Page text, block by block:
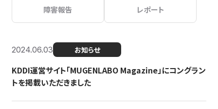
障害報告 レポート
2024.06.03 お知らせ
KDDI運営サイト「MUGENLABO Magazine」にコングラン
トを掲載いただきました